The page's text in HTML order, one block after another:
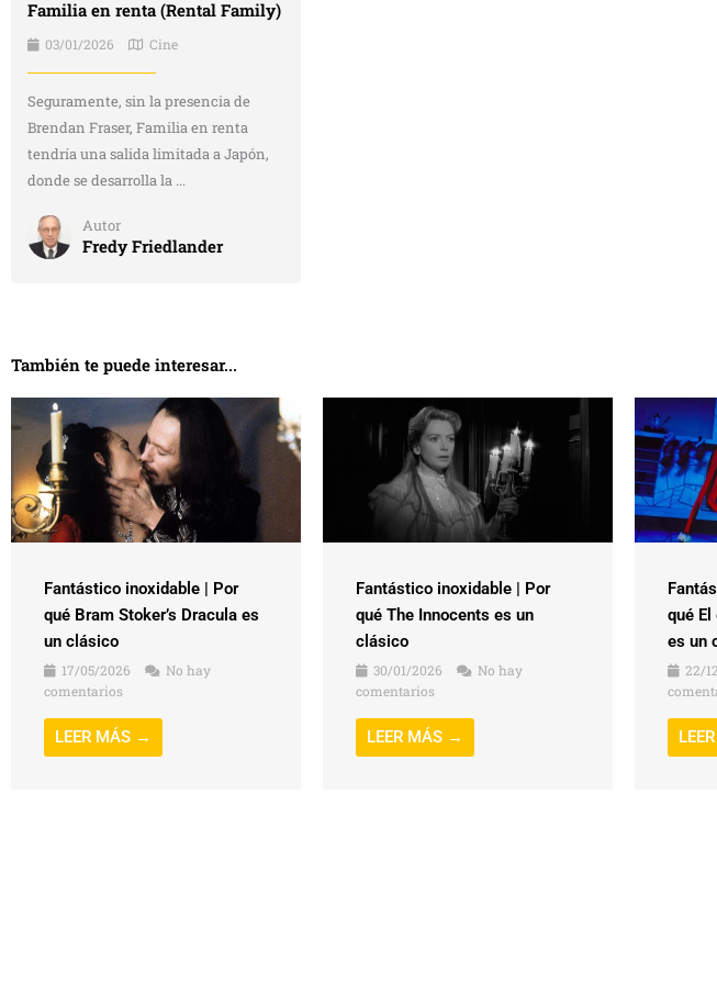
Familia en renta (Rental Family)
03/01/2026 Cine
Seguramente, sin la presencia de
Brendan Fraser, Familia en renta
tendría una salida limitada a Japón,
donde se desarrolla la ...
Autor
Fredy Friedlander
También te puede interesar...
Fantástico inoxidable | Por
qué Bram Stoker’s Dracula es
un clásico
17/05/2026
No hay
comentarios
LEER MÁS →
Fantástico inoxidable | Por
qué The Innocents es un
clásico
30/01/2026
No hay
comentarios
LEER MÁS →
qué
es un
22/